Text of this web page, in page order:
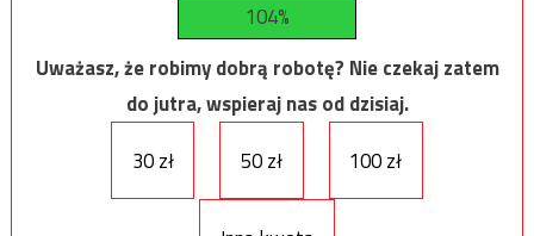
104%
Uważasz, że robimy dobrą robotę? Nie czekaj zatem
do jutra, wspieraj nas od dzisiaj.
30 zł
50 zł 100 zł